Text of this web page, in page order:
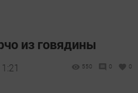
из говядины
550 0 0